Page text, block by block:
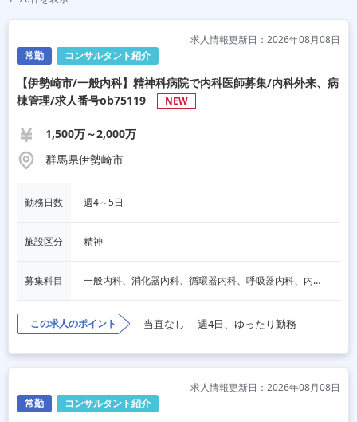
常勤 コンサルタント紹介
求人情報更新日：2026年08月08日
【伊勢崎市/一般内科】精神科病院で内科医師募集/内科外来、病
棟管理/求人番号ob75119
NEW
1,500万～2,000万
群馬県伊勢崎市
勤務日数 週4～5日
施設区分 精神
募集科目 一般内科、消化器内科、循環器内科、呼吸器内科、内分泌内科、老人内科
この求人のポイント 当直なし 週4日、ゆったり勤務
常勤 コンサルタント紹介
求人情報更新日：2026年08月08日